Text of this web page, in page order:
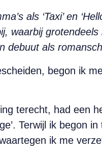
als ‘Taxi’ en
waarbij grotendeels
debuut als
begon ik
terecht, had een
Terwijl ik begon in
ik me